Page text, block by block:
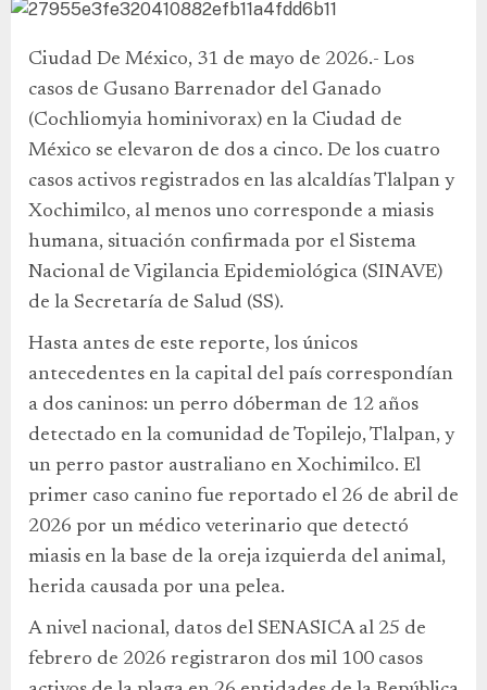
Ciudad De México, 31 de mayo de 2026.- Los
casos de Gusano Barrenador del Ganado
(Cochliomyia hominivorax) en la Ciudad de
México se elevaron de dos a cinco. De los cuatro
casos activos registrados en las alcaldías Tlalpan y
Xochimilco, al menos uno corresponde a miasis
humana, situación confirmada por el Sistema
Nacional de Vigilancia Epidemiológica (SINAVE)
de la Secretaría de Salud (SS).
Hasta antes de este reporte, los únicos
antecedentes en la capital del país correspondían
a dos caninos: un perro dóberman de 12 años
detectado en la comunidad de Topilejo, Tlalpan, y
un perro pastor australiano en Xochimilco. El
primer caso canino fue reportado el 26 de abril de
2026 por un médico veterinario que detectó
miasis en la base de la oreja izquierda del animal,
herida causada por una pelea.
A nivel nacional, datos del SENASICA al 25 de
febrero de 2026 registraron dos mil 100 casos